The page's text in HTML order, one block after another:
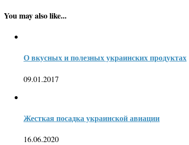
You may also like...
О вкусных и полезных украинских продуктах
09.01.2017
Жесткая посадка украинской авиации
16.06.2020